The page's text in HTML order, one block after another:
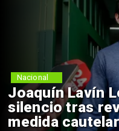
Joaquín Lavín
silencio tras
medida cautelar
Nacional